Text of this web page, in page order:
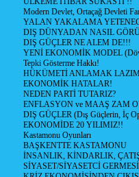
Modern Devlet, Ortaçağ Devleti
YALAN YAKALAMA
DIŞ DÜNYADAN NASIL
DIŞ GÜÇLER NE ALEM DE!!!
YENİ EKONOMİK MODEL
Tepki Gösterme Hakkı!
HÜKÜMETİ ANLAMAK
EKONOMİK HATALAR!
NEDEN PARTİ TUTARIZ?
ENFLASYON ve MAAŞ ZAM
DIŞ GÜÇLER (Dış Güçlerin, İç
EKONOMİDE 20 YILIMIZ!!
Kastamonu Oyunları
BAŞKENTTE KASTAMONU
İNSANLIK, KİNDARLIK,
SİYASET/SİYASETCİ